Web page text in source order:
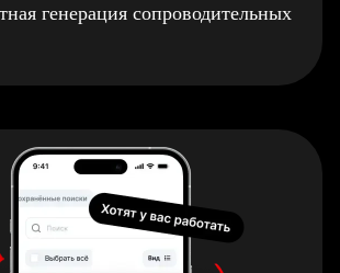
генерация сопроводительных